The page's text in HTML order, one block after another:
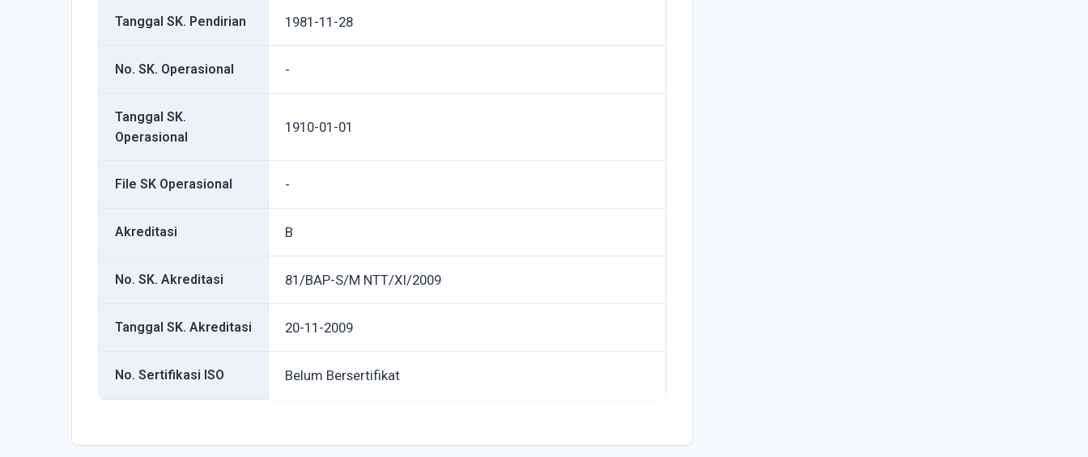
Tanggal SK. Pendirian 1981-11-28
No. SK. Operasional -
Tanggal SK.
Operasional
1910-01-01
File SK Operasional -
Akreditasi B
No. SK. Akreditasi 81/BAP-S/M NTT/XI/2009
Tanggal SK. Akreditasi 20-11-2009
No. Sertifikasi ISO Belum Bersertifikat